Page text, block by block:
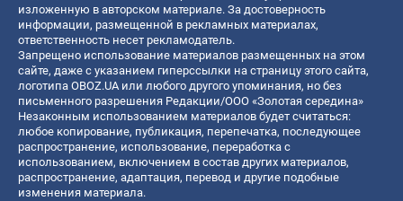
изложенную в авторском материале. За достоверность
информации, размещенной в рекламных материалах,
ответственность несет рекламодатель.
Запрещено использование материалов размещенных на этом
сайте, даже с указанием гиперссылки на страницу этого сайта,
логотипа OBOZ.UA или любого другого упоминания, но без
письменного разрешения Редакции/ООО «Золотая середина»
Незаконным использованием материалов будет считаться:
любое копирование, публикация, перепечатка, последующее
распространение, использование, переработка с
использованием, включением в состав других материалов,
распространение, адаптация, перевод и другие подобные
изменения материала.